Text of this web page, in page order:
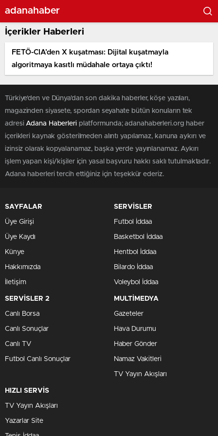
adanahaber
İçerikler Haberleri
FETÖ-CIA’den X kuşatması: Dijital kuşatmayla
algoritmaya kasıtlı müdahale ortaya çıktı!
Türkiye'den ve Dünya’dan son dakika haberler, köşe yazıları,
magazinden siyasete, spordan seyahate bütün konuların tek
adresiAdana Haberleriplatformunda; adanahaberleri.org haber
içerikleri kaynak gösterilmeden alıntı yapılamaz, kanuna aykırı ve
izinsiz olarak kopyalanamaz, başka yerde yayınlanamaz. Aykırı
işlem yapan kişi/kişiler için yasal başvuru hakkı saklı tutulmaktadır.
Adana haberleri tercih ettiğiniz için teşekkür ederiz.
SAYFALAR
Üye Girişi
Üye Kaydı
Künye
Hakkımızda
İletişim
SERVİSLER
Futbol İddaa
Basketbol İddaa
Hentbol İddaa
Bilardo İddaa
Voleybol İddaa
SERVİSLER 2
Canlı Borsa
Canlı Sonuçlar
Canlı TV
Futbol Canlı Sonuçlar
MULTİMEDYA
Gazeteler
Hava Durumu
Haber Gönder
Namaz Vakitleri
TV Yayın Akışları
HIZLI SERVİS
TV Yayın Akışları
Yazarlar Site